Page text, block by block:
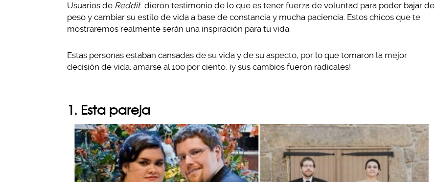
Usuarios de Reddit dieron testimonio de lo que es tener fuerza de voluntad para poder bajar de
peso y cambiar su estilo de vida a base de constancia y mucha paciencia. Estos chicos que te
mostraremos realmente serán una inspiración para tu vida.
Estas personas estaban cansadas de su vida y de su aspecto, por lo que tomaron la mejor
decisión de vida: amarse al 100 por ciento, ¡y sus cambios fueron radicales!
1. Esta pareja